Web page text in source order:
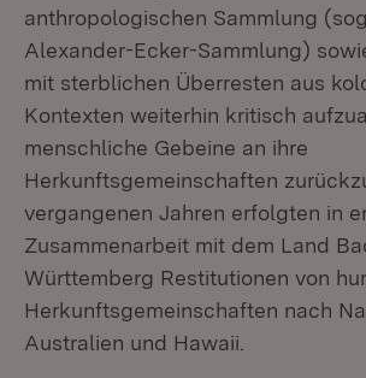
anthropologischen Sammlung
Alexander-Ecker-Sammlung)
mit sterblichen Überresten aus
Kontexten weiterhin kritisch
menschliche Gebeine an ihre
Herkunftsgemeinschaften
vergangenen Jahren erfolgten in
Zusammenarbeit mit dem Land
Württemberg Restitutionen von
Herkunftsgemeinschaften nach
Australien und Hawaii.